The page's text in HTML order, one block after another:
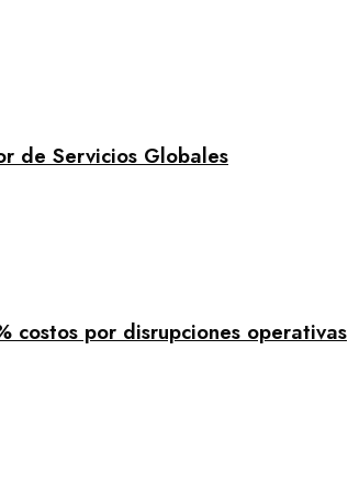
de Servicios Globales
costos por disrupciones operativas